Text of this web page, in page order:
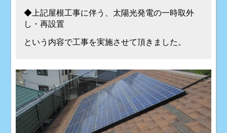
◆上記屋根工事に伴う、太陽光発電の一時取外
し・再設置
という内容で工事を実施させて頂きました。